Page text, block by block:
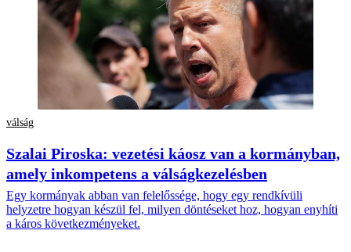
válság
Szalai Piroska: vezetési káosz van a kormányban,
amely inkompetens a válságkezelésben
Egy kormányak abban van felelőssége, hogy egy rendkívüli
helyzetre hogyan készül fel, milyen döntéseket hoz, hogyan enyhíti
a káros következményeket.